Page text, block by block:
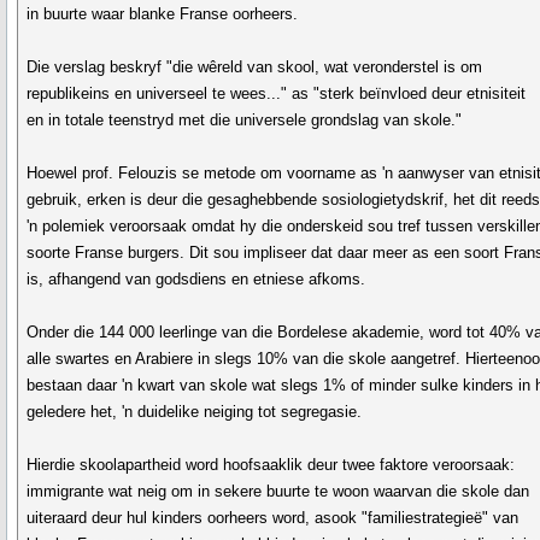
in buurte waar blanke Franse oorheers.
Die verslag beskryf "die wêreld van skool, wat veronderstel is om
republikeins en universeel te wees..." as "sterk beïnvloed deur etnisiteit
en in totale teenstryd met die universele grondslag van skole."
Hoewel prof. Felouzis se metode om voorname as 'n aanwyser van
gebruik, erken is deur die gesaghebbende sosiologietydskrif, het dit reeds
'n polemiek veroorsaak omdat hy die onderskeid sou tref tussen
soorte Franse burgers. Dit sou impliseer dat daar meer as een soort
is, afhangend van godsdiens en etniese afkoms.
Onder die 144 000 leerlinge van die Bordelese akademie, word tot 40%
alle swartes en Arabiere in slegs 10% van die skole aangetref.
bestaan daar 'n kwart van skole wat slegs 1% of minder sulke kinders in
geledere het, 'n duidelike neiging tot segregasie.
Hierdie skoolapartheid word hoofsaaklik deur twee faktore veroorsaak:
immigrante wat neig om in sekere buurte te woon waarvan die skole dan
uiteraard deur hul kinders oorheers word, asook "familiestrategieë" van